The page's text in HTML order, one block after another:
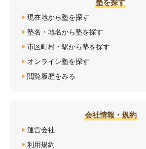
塾を探す
現在地から塾を探す
塾名・地名から塾を探す
市区町村・駅から塾を探す
オンライン塾を探す
閲覧履歴をみる
会社情報・規約
運営会社
利用規約